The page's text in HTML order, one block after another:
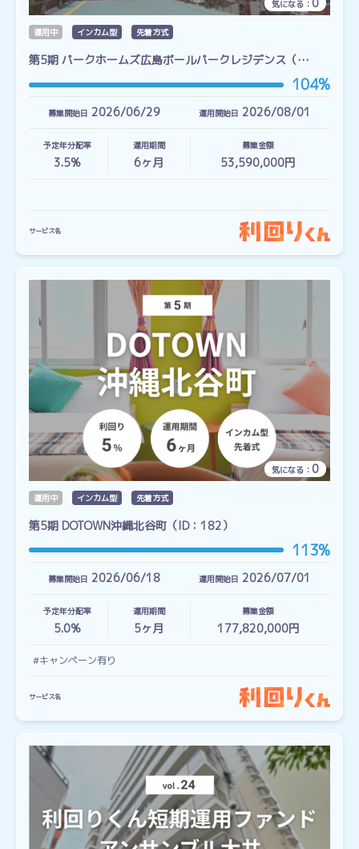
気になる：
運用中 インカム型 先着方式
第5期 パークホームズ広島ボールパークレジデンス（…
104%
募集開始日 2026/06/29 運用開始日 2026/08/01
予定年分配率
3.5%
運用期間
6ヶ月
募集金額
53,590,000円
サービス名
気になる： 0
運用中 インカム型 先着方式
第5期 DOTOWN沖縄北谷町（ID：182）
113%
募集開始日 2026/06/18 運用開始日 2026/07/01
予定年分配率
5.0%
運用期間
5ヶ月
募集金額
177,820,000円
#キャンペーン有り
サービス名